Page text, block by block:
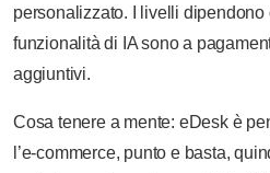
personalizzato. I livelli
funzionalità di IA sono a
aggiuntivi.
Cosa tenere a mente: eDesk è
l’e-commerce, punto e basta,